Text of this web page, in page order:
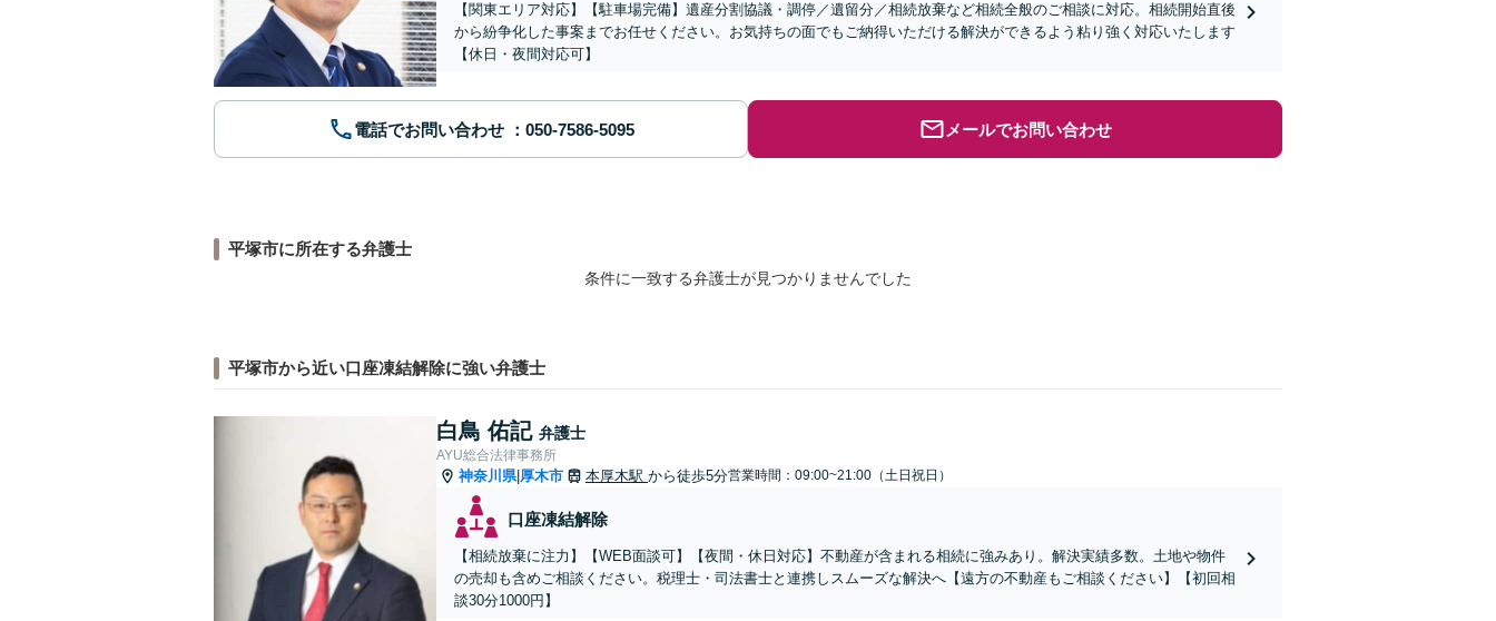
【関東エリア対応】【駐車場完備】遺産分割協議・調停／遺留分／相続放棄など相続全般のご相談に対応。相続開始直後
から紛争化した事案までお任せください。お気持ちの面でもご納得いただける解決ができるよう粘り強く対応いたします
【休日・夜間対応可】
電話でお問い合わせ メールでお問い合わせ
平塚市に所在する弁護士
条件に一致する弁護士が見つかりませんでした
平塚市から近い口座凍結解除に強い弁護士
白鳥 佑記 弁護士
AYU総合法律事務所
神奈川県| 厚木市 本厚木駅 から徒歩5分営業時間：09:00~21:00（土日祝日）
口座凍結解除
【相続放棄に注力】【WEB面談可】【夜間・休日対応】不動産が含まれる相続に強みあり。解決実績多数。土地や物件
の売却も含めご相談ください。税理士・司法書士と連携しスムーズな解決へ【遠方の不動産もご相談ください】【初回相
談30分1000円】